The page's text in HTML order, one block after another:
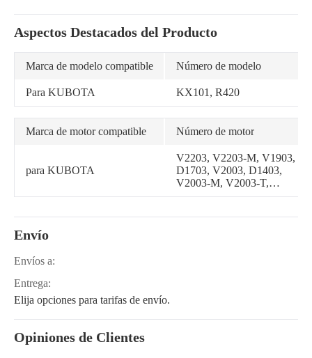
Aspectos Destacados del Producto
Marca de modelo compatible Número de modelo
Para KUBOTA KX101, R420
Marca de motor compatible Número de motor
para KUBOTA
V2203, V2203-M, V1903,
D1703, V2003, D1403,
V2003-M, V2003-T,
V2003-M-T, D1703-M
Envío
Envíos a:
Entrega:
Elija opciones para tarifas de envío.
Opiniones de Clientes